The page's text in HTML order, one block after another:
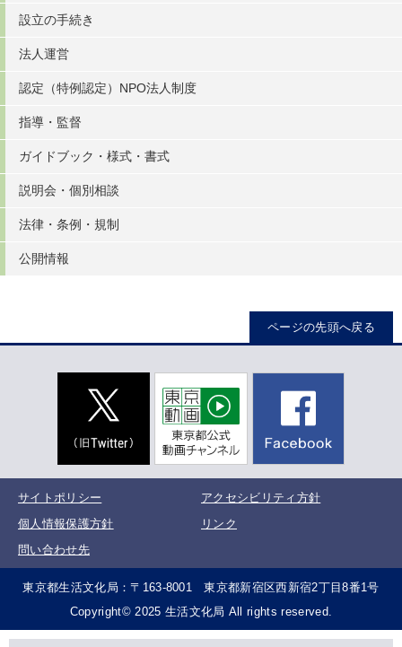
設立の手続き
法人運営
認定（特例認定）NPO法人制度
指導・監督
ガイドブック・様式・書式
説明会・個別相談
法律・条例・規制
公開情報
ページの先頭へ戻る
サイトポリシー
アクセシビリティ方針
個人情報保護方針
リンク
問い合わせ先
東京都生活文化局：〒163-8001 東京都新宿区西新宿2丁目8番1号
Copyright© 2025 生活文化局 All rights reserved.